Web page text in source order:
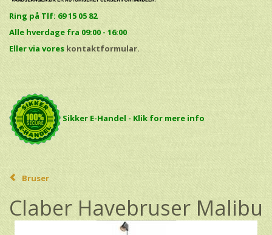
Ring på Tlf: 69 15 05 82
Alle hverdage fra 09:00 - 16:00
Eller via vores kontaktformular.
Sikker E-Handel - Klik for mere info
Bruser
Claber Havebruser Malibu